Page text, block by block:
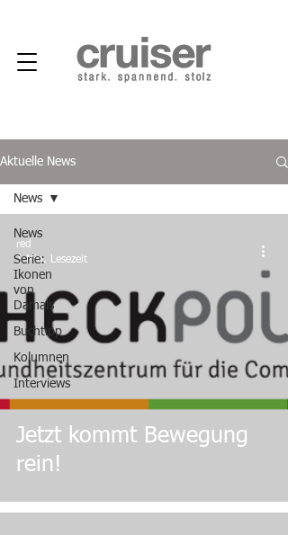
Aktuelle News
News
Serie:
Ikonen
von
Damals
Buchtipp
Kolumnen
Interviews
News
Jetzt kommt Bewegung
rein!
red
1 Min. Lesezeit